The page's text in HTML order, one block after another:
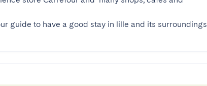
guide to have a good stay in lille and its surroundings